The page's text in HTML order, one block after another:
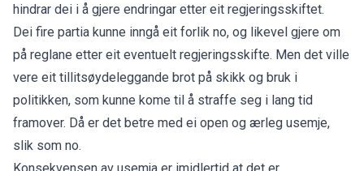
hindrar dei i å gjere endringar etter eit regjeringsskiftet.
Dei fire partia kunne inngå eit forlik no, og likevel gjere om
på reglane etter eit eventuelt regjeringsskifte. Men det ville
vere eit tillitsøydeleggande brot på skikk og bruk i
politikken, som kunne kome til å straffe seg i lang tid
framover. Då er det betre med ei open og ærleg usemje,
slik som no.